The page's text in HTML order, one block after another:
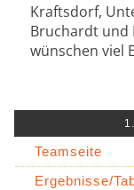
Kraftsdorf,
Bruchardt und
wünschen viel
Teamseite
Ergebnisse/